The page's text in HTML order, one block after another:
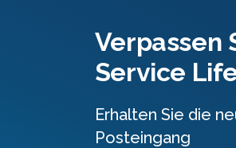
Verpassen
Service
Erhalten Sie die
Posteingang